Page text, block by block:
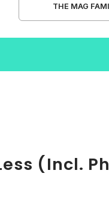
THE MAG
(Incl.